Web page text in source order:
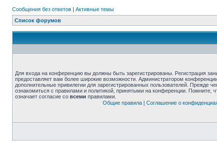
Сообщения без ответов | Активные темы
Список форумов
Для входа на конференцию вы должны быть зарегистрированы. Регистрация
предоставляет вам более широкие возможности. Администратором
дополнительные привилегии для зарегистрированных пользователей. Прежде
ознакомиться с правилами и политикой, принятыми на конференции. Помните,
означает согласие со всеми правилами.
Общие правила| Соглашение о